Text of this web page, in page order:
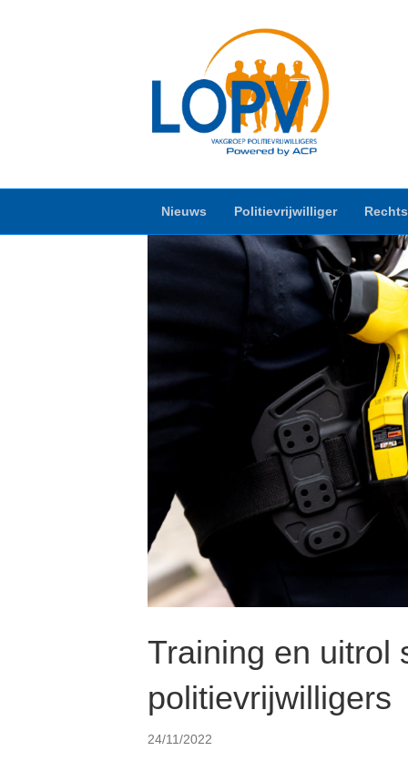
Nieuws Politievrijwilliger
Training en uitrol
politievrijwilligers
24/11/2022